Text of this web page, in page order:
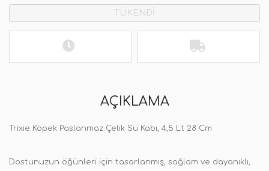
TÜKENDİ
AÇIKLAMA
Trixie Köpek Paslanmaz Çelik Su Kabı, 4,5 Lt 28 Cm
Dostunuzun öğünleri için tasarlanmış, sağlam ve dayanıklı,